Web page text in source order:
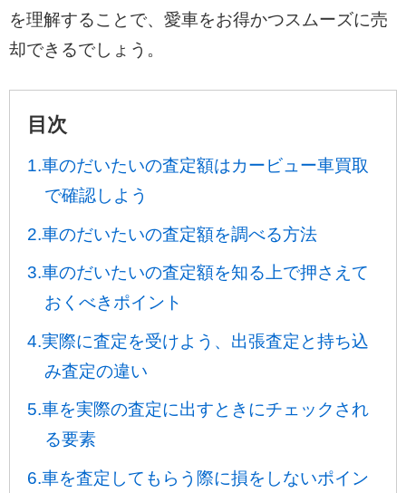
を理解することで、愛車をお得かつスムーズに売
却できるでしょう。
目次
1.車のだいたいの査定額はカービュー車買取
で確認しよう
2.車のだいたいの査定額を調べる方法
3.車のだいたいの査定額を知る上で押さえて
おくべきポイント
4.実際に査定を受けよう、出張査定と持ち込
み査定の違い
5.車を実際の査定に出すときにチェックされ
る要素
6.車を査定してもらう際に損をしないポイン